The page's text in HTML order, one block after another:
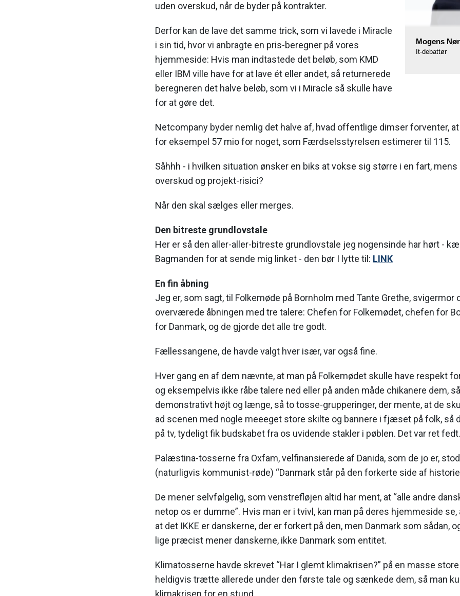
Mogens
It-debattør
uden overskud, når de byder på kontrakter.
Derfor kan de lave det samme trick, som vi lavede i Miracle
i sin tid, hvor vi anbragte en pris-beregner på vores
hjemmeside: Hvis man indtastede det beløb, som KMD
eller IBM ville have for at lave ét eller andet, så returnerede
beregneren det halve beløb, som vi i Miracle så skulle have
for at gøre det.
Netcompany byder nemlig det halve af, hvad offentlige dimser forventer,
for eksempel 57 mio for noget, som Færdselsstyrelsen estimerer til 115.
Såhhh - i hvilken situation ønsker en biks at vokse sig større i en fart,
overskud og projekt-risici?
Når den skal sælges eller merges.
Den bitreste grundlovstale
Her er så den aller-aller-bitreste grundlovstale jeg nogensinde har hørt -
Bagmanden for at sende mig linket - den bør I lytte til: LINK
En fin åbning
Jeg er, som sagt, til Folkemøde på Bornholm med Tante Grethe, svigermor
overværede åbningen med tre talere: Chefen for Folkemødet, chefen for
for Danmark, og de gjorde det alle tre godt.
Fællessangene, de havde valgt hver især, var også fine.
Hver gang en af dem nævnte, at man på Folkemødet skulle have respekt
og eksempelvis ikke råbe talere ned eller på anden måde chikanere dem,
demonstrativt højt og længe, så to tosse-grupperinger, der mente, at de
ad scenen med nogle meeeget store skilte og bannere i fjæset på folk, så
på tv, tydeligt fik budskabet fra os uvidende stakler i pøblen. Det var ret fedt.
Palæstina-tosserne fra Oxfam, velfinansierede af Danida, som de jo er,
(naturligvis kommunist-røde) “Danmark står på den forkerte side af
De mener selvfølgelig, som venstrefløjen altid har ment, at “alle andre
netop os er dumme”. Hvis man er i tvivl, kan man på deres hjemmeside se,
at det IKKE er danskerne, der er forkert på den, men Danmark som sådan,
lige præcist mener danskerne, ikke Danmark som entitet.
Klimatosserne havde skrevet “Har I glemt klimakrisen?” på en masse
heldigvis trætte allerede under den første tale og sænkede dem, så man
klimakrisen for en stund.